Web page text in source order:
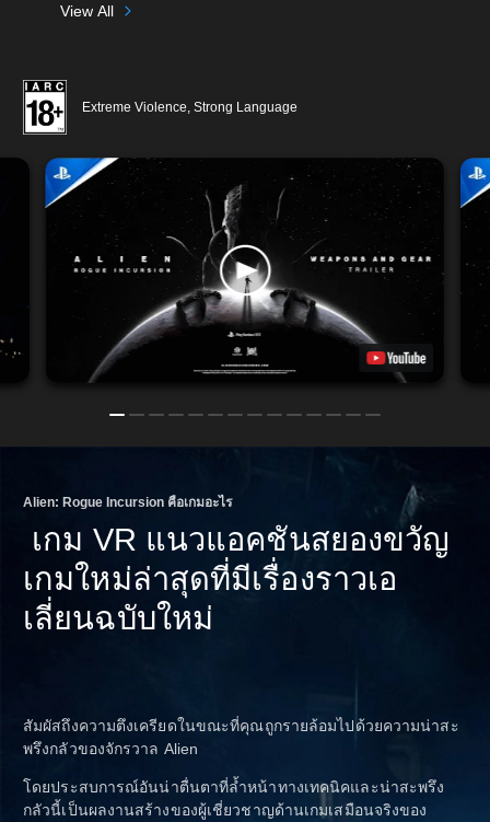
View All
Extreme Violence, Strong Language
Alien: Rogue Incursion คือเกมอะไร
เกม VR แนวแอคชันสยองขวัญ
เกมใหม่ล่าสุดที่มีเรื่องราวเอ
เลี่ยนฉบับใหม่
สัมผัสถึงความตึงเครียดในขณะที่คุณถูกรายล้อมไปด้วยความน่าสะ
พรึงกลัวของจักรวาล Alien
โดยประสบการณ์อันน่าตื่นตาที่ล้ำหน้าทางเทคนิคและน่าสะพรึง
กลัวนี้เป็นผลงานสร้างของผู้เชี่ยวชาญด้านเกมเสมือนจริงของ